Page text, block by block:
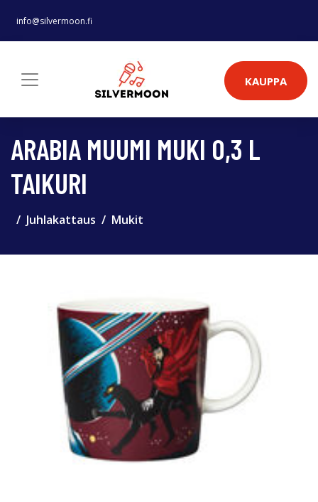
info@silvermoon.fi
KAUPPA
ARABIA MUUMI MUKI 0,3 L
TAIKURI
Juhlakattaus Mukit